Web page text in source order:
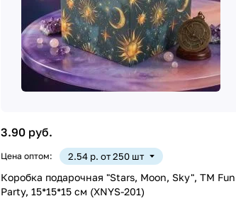
3.90 руб.
Цена оптом: 2.54 р. от 250 шт
Коробка подарочная "Stars, Moon, Sky", ТМ Fun
Party, 15*15*15 см (XNYS-201)